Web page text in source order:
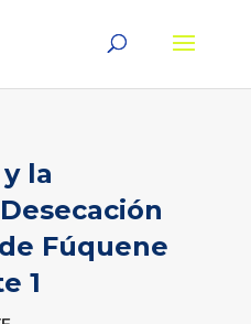
la
Fúquene
1